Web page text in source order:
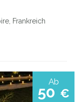
Frankreich
Ab
50 €